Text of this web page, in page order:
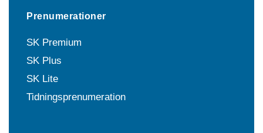
Prenumerationer
SK Premium
SK Plus
SK Lite
Tidningsprenumeration